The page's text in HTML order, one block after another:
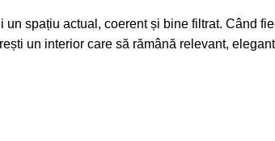
spațiu actual, coerent și bine filtrat. Când
un interior care să rămână relevant,